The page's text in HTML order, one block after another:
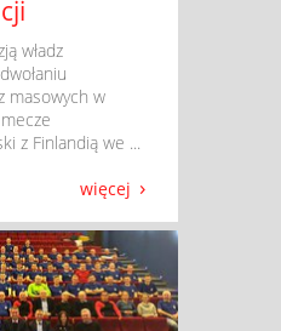
władz
masowych w
z Finlandią we ...
więcej